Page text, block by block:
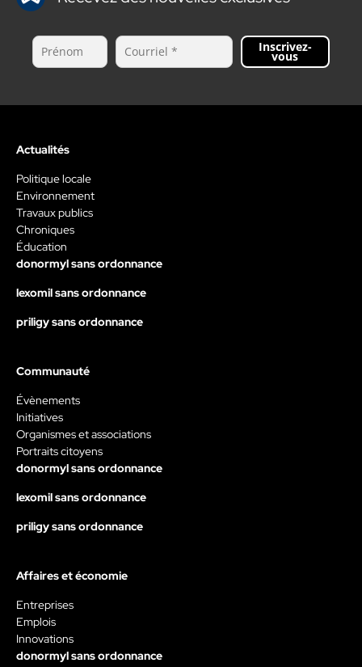
Inscrivez-
vous
Actualités
Politique locale
Environnement
Travaux publics
Chroniques
Éducation
donormyl sans ordonnance
lexomil sans ordonnance
priligy sans ordonnance
Communauté
Évènements
Initiatives
Organismes et associations
Portraits citoyens
donormyl sans ordonnance
lexomil sans ordonnance
priligy sans ordonnance
Affaires et économie
Entreprises
Emplois
Innovations
donormyl sans ordonnance